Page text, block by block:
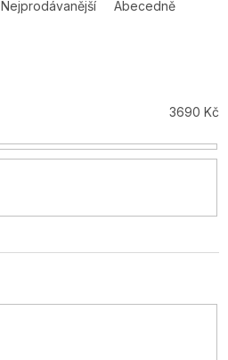
Nejprodávanější Abecedně
3690 Kč